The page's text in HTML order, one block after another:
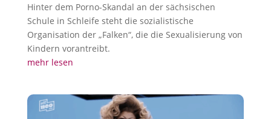
Hinter dem Porno-Skandal an der sächsischen
Schule in Schleife steht die sozialistische
Organisation der „Falken“, die die Sexualisierung von
Kindern vorantreibt.
mehr lesen